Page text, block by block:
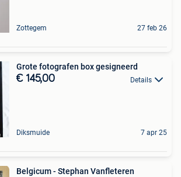
Zottegem 27 feb 26
Grote fotografen box gesigneerd
€ 145,00 Details
Diksmuide 7 apr 25
Belgicum - Stephan Vanfleteren